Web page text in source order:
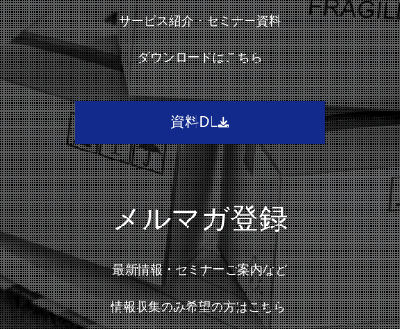
サービス紹介・セミナー資料
ダウンロードはこちら
資料DL
メルマガ登録
最新情報・セミナーご案内など
情報収集のみ希望の方はこちら